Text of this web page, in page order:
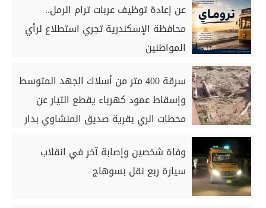
عن إعادة توظيف عربات ترام الرمل..
محافظة الإسكندرية تجري استطلاع لرأي
المواطنين
سرقة 400 متر من أسلاك الجهد المتوسط
وإسقاط عمود كهرباء يقطع التيار عن
محطات الري بقرية صديق المنشاوي بدار
وفاة شخصين وإصابة آخر في انقلاب
سيارة ربع نقل بسوهاج